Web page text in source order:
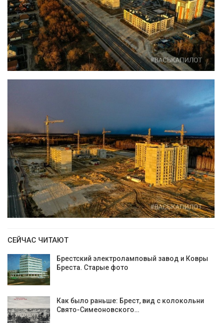
СЕЙЧАС ЧИТАЮТ
Брестский электроламповый завод и Ковры
Бреста. Старые фото
Как было раньше: Брест, вид с колокольни
Cвято-Симеоновского…